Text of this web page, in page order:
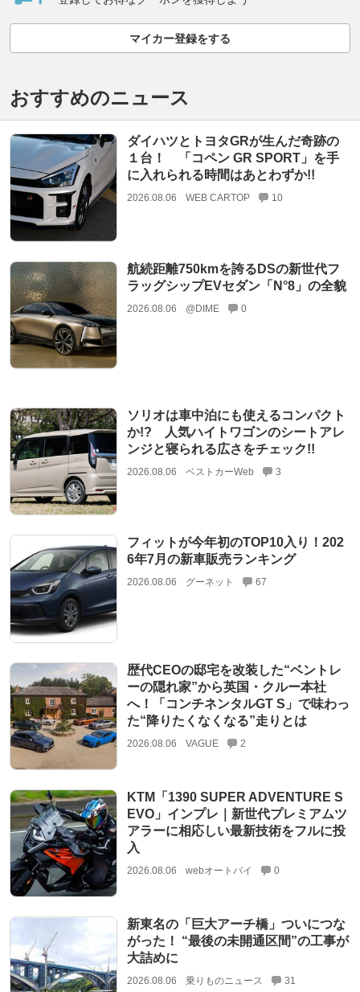
マイカー登録をする
おすすめのニュース
ダイハツとトヨタGRが生んだ奇跡の
１台！ 「コペン GR SPORT」を手
に入れられる時間はあとわずか!!
2026.08.06 WEB CARTOP 10
航続距離750kmを誇るDSの新世代フ
ラッグシップEVセダン「N°8」の全貌
2026.08.06 @DIME 0
ソリオは車中泊にも使えるコンパクト
か!? 人気ハイトワゴンのシートアレ
ンジと寝られる広さをチェック!!
2026.08.06 ベストカーWeb 3
フィットが今年初のTOP10入り！202
6年7月の新車販売ランキング
2026.08.06 グーネット 67
歴代CEOの邸宅を改装した“ベントレ
ーの隠れ家”から英国・クルー本社
へ！「コンチネンタルGT S」で味わっ
た“降りたくなくなる”走りとは
2026.08.06 VAGUE 2
KTM「1390 SUPER ADVENTURE S
EVO」インプレ｜新世代プレミアムツ
アラーに相応しい最新技術をフルに投
入
2026.08.06 webオートバイ 0
新東名の「巨大アーチ橋」ついにつな
がった！ “最後の未開通区間”の工事が
大詰めに
2026.08.06 乗りものニュース 31